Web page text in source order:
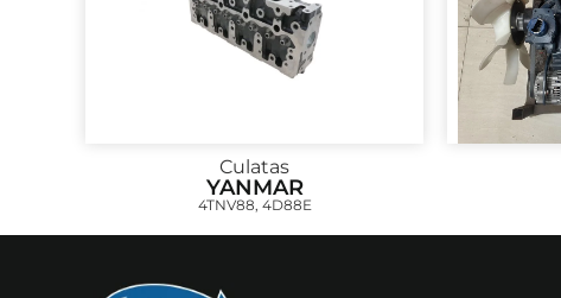
Culatas
YANMAR
4TNV88, 4D88E